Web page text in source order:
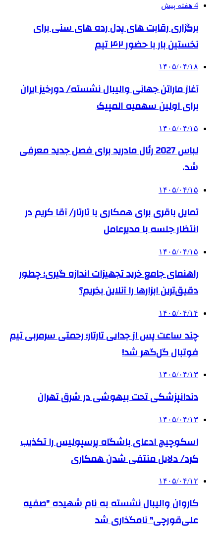
4 هفته پیش
برگزاری رقابت های پدل رده های سنی برای
نخستین بار با حضور ۴۲ تیم
۱۴۰۵/۰۴/۱۸
آغاز ماراتن جهانی والیبال نشسته/ دورخیز ایران
برای اولین سهمیه المپیک
۱۴۰۵/۰۴/۱۵
لباس 2027 رئال مادرید برای فصل جدید معرفی
شد.
۱۴۰۵/۰۴/۱۵
تمایل باقری برای همکاری با تارتار/ آقا کریم در
انتظار جلسه با مدیرعامل
۱۴۰۵/۰۴/۱۵
راهنمای جامع خرید تجهیزات اندازه گیری؛ چطور
دقیق‌ترین ابزارها را آنلاین بخریم؟
۱۴۰۵/۰۴/۱۴
چند ساعت پس از جدایی تارتار؛ رحمتی سرمربی تیم
فوتبال گل‌گهر شد!
۱۴۰۵/۰۴/۱۳
دندانپزشکی تحت بیهوشی در شرق تهران
۱۴۰۵/۰۴/۱۳
اسکوچیچ ادعای باشگاه پرسپولیس را تکذیب
کرد/ دلایل منتفی شدن همکاری
۱۴۰۵/۰۴/۱۲
کاروان والیبال نشسته به نام شهیده "صفیه
علی‌قورچی" نامگذاری شد